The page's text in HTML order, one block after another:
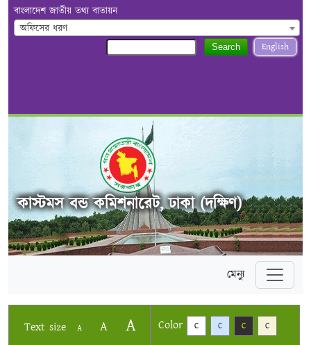
বাংলাদেশ জাতীয় তথ্য বাতায়ন
অফিসের ধরণ
English
Search
কাস্টমস বন্ড কমিশনারেট, ঢাকা (দক্ষিণ)
মেন্যু
Text size A A A Color C C C C